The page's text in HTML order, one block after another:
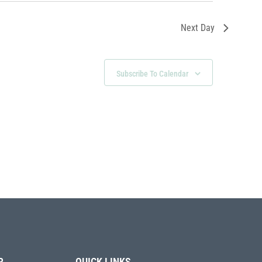
Next Day
Subscribe To Calendar